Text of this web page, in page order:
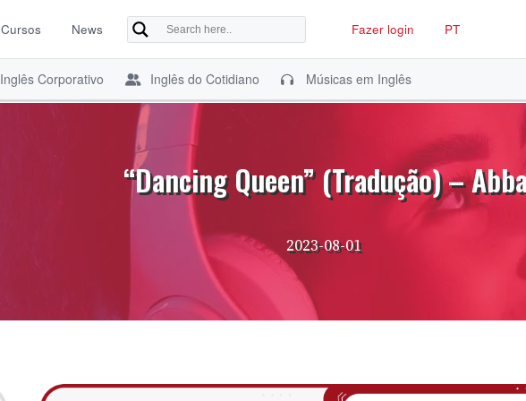
Cursos News Fazer login PT
Inglês Corporativo Inglês do Cotidiano Músicas em Inglês
“Dancing Queen” (Tradução) –
2023-08-01